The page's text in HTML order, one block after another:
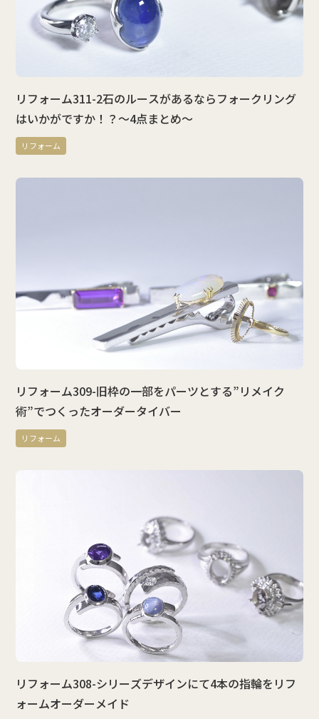
リフォーム311-2石のルースがあるならフォークリング
はいかがですか！？～4点まとめ～
リフォーム
リフォーム309-旧枠の一部をパーツとする”リメイク
術”でつくったオーダータイバー
リフォーム
リフォーム308-シリーズデザインにて4本の指輪をリフ
ォームオーダーメイド